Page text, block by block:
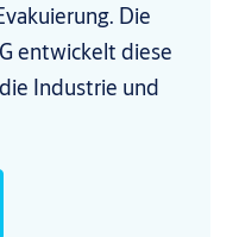
Die
entwickelt diese
Industrie und